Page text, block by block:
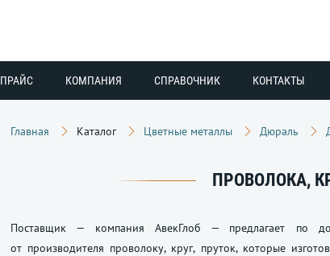
ПРАЙС КОМПАНИЯ СПРАВОЧНИК КОНТАКТЫ
Главная Каталог Цветные металлы Дюраль
ПРОВОЛОКА,
Поставщик — компания АвекГлоб — предлагает по
от производителя проволоку, круг, пруток, которые